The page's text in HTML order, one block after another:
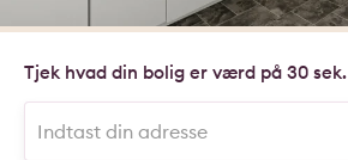
Tjek hvad din bolig er værd på 30 sek.